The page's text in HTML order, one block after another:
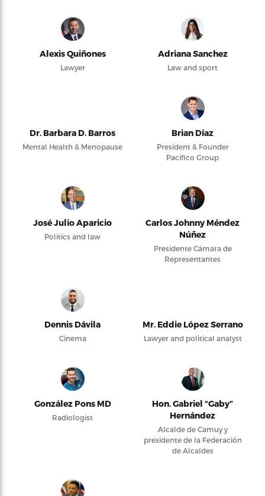
Alexis Quiñones
Lawyer
Adriana Sanchez
Law and sport
Dr. Barbara D. Barros
Mental Health & Menopause
Brian Díaz
President & Founder
Pacifico Group
José Julio Aparicio
Politics and law
Carlos Johnny Méndez
Núñez
Presidente Cámara de
Representantes
Dennis Dávila
Cinema
Mr. Eddie López Serrano
Lawyer and political analyst
González Pons MD
Radiologist
Hon. Gabriel “Gaby”
Hernández
Alcalde de Camuy y
presidente de la Federación
de Alcaldes